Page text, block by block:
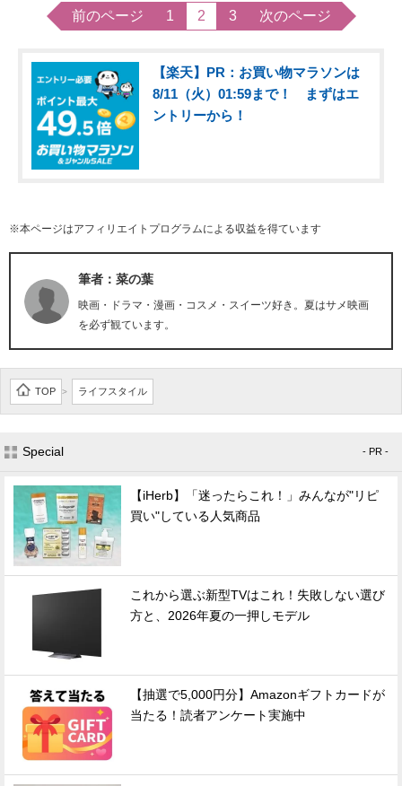
前のページ 1 2 3 次のページ
【楽天】PR：お買い物マラソンは
8/11（火）01:59まで！ まずはエ
ントリーから！
※本ページはアフィリエイトプログラムによる収益を得ています
筆者：菜の葉
映画・ドラマ・漫画・コスメ・スイーツ好き。夏はサメ映画
を必ず観ています。
TOP > ライフスタイル
Special - PR -
【iHerb】「迷ったらこれ！」みんなが"リピ
買い"している人気商品
これから選ぶ新型TVはこれ！失敗しない選び
方と、2026年夏の一押しモデル
【抽選で5,000円分】Amazonギフトカードが
当たる！読者アンケート実施中